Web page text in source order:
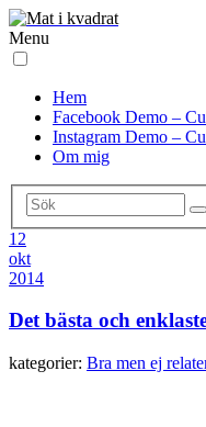
Menu
Hem
Facebook Demo –
Instagram Demo –
Om mig
12
okt
2014
Det bästa och
kategorier: Bra men ej